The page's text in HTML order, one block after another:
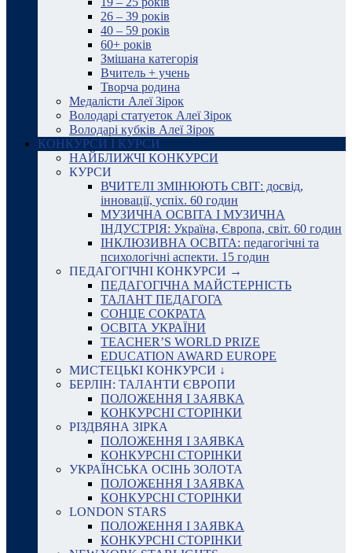
26 – 39 років
40 – 59 років
60+ років
Змішана категорія
Вчитель + учень
Творча родина
Медалісти Алеї Зірок
Володарі статуеток Алеї Зірок
Володарі кубків Алеї Зірок
КОНКУРСИ І КУРСИ
НАЙБЛИЖЧІ КОНКУРСИ
КУРСИ
ВЧИТЕЛІ ЗМІНЮЮТЬ СВІТ: досвід,
інновації, успіх. 60 годин
МУЗИЧНА ОСВІТА І МУЗИЧНА
ІНДУСТРІЯ: Україна, Європа, світ. 60 годин
ІНКЛЮЗИВНА ОСВІТА: педагогічні та
психологічні аспекти. 15 годин
ПЕДАГОГІЧНІ КОНКУРСИ →
ПЕДАГОГІЧНА МАЙСТЕРНІСТЬ
ТАЛАНТ ПЕДАГОГА
СОНЦЕ СОКРАТА
ОСВІТА УКРАЇНИ
TEACHER’S WORLD PRIZE
EDUCATION AWARD EUROPE
МИСТЕЦЬКІ КОНКУРСИ ↓
БЕРЛІН: ТАЛАНТИ ЄВРОПИ
ПОЛОЖЕННЯ І ЗАЯВКА
КОНКУРСНІ СТОРІНКИ
РІЗДВЯНА ЗІРКА
ПОЛОЖЕННЯ І ЗАЯВКА
КОНКУРСНІ СТОРІНКИ
УКРАЇНСЬКА ОСІНЬ ЗОЛОТА
ПОЛОЖЕННЯ І ЗАЯВКА
КОНКУРСНІ СТОРІНКИ
LONDON STARS
ПОЛОЖЕННЯ І ЗАЯВКА
КОНКУРСНІ СТОРІНКИ